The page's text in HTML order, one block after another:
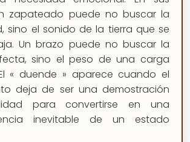
zapateado puede no buscar la
sino el sonido de la tierra que se
Un brazo puede no buscar la
sino el peso de una carga
« duende » aparece cuando el
deja de ser una demostración
para convertirse en una
inevitable de un estado